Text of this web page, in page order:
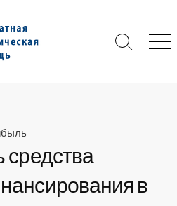
Search
средства
в